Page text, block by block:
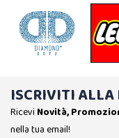
ISCRIVITI ALLA
Ricevi Novità,
nella tua email!